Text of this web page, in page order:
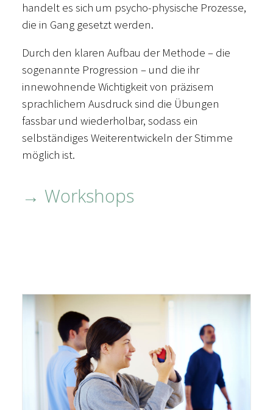
handelt es sich um psycho-physische Prozesse,
die in Gang gesetzt werden.
Durch den klaren Aufbau der Methode – die
sogenannte Progression – und die ihr
innewohnende Wichtigkeit von präzisem
sprachlichem Ausdruck sind die Übungen
fassbar und wiederholbar, sodass ein
selbständiges Weiterentwickeln der Stimme
möglich ist.
→ Workshops